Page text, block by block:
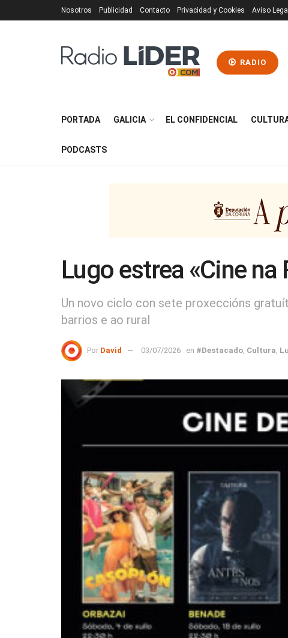
Nosotros Publicidad Contacto Privacidad y Cookies Aviso Legal
RADIO
PORTADA GALICIA EL CONFIDENCIAL
PODCASTS
Lugo estrea «Cine na
Un novo ciclo con sete proxeccións
barrios e ao rural
Por David 03/07/2026 en #Destacado Cultura